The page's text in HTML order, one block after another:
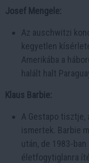
Josef Mengele:
Az auschwitzi
kegyetlen
Amerikába a
halált halt
Klaus Barbie:
A Gestapo tisztje,
ismertek. Barbie
után, de 1983-
életfogytiglanra